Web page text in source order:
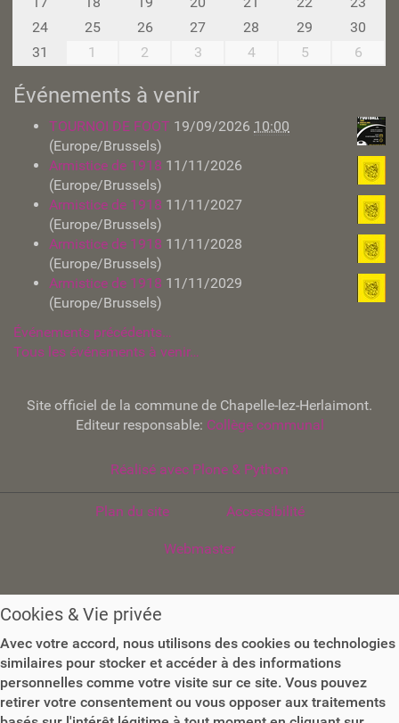
24
25 26 27 28 29
30
31
1 2 3 4 5 6
Événements à venir
TOURNOI DE FOOT 19/09/2026 10:00
(Europe/Brussels)
Armistice de 1918 11/11/2026
(Europe/Brussels)
Armistice de 1918 11/11/2027
(Europe/Brussels)
Armistice de 1918 11/11/2028
(Europe/Brussels)
Armistice de 1918 11/11/2029
(Europe/Brussels)
Événements précédents…
Tous les événements à venir…
Site officiel de la commune de Chapelle-lez-Herlaimont.
Editeur responsable: Collège communal
Réalisé avec Plone & Python
Plan du site Accessibilité
Webmaster
Cookies & Vie privée
Avec votre accord, nous utilisons des cookies ou technologies
similaires pour stocker et accéder à des informations
personnelles comme votre visite sur ce site. Vous pouvez
retirer votre consentement ou vous opposer aux traitements